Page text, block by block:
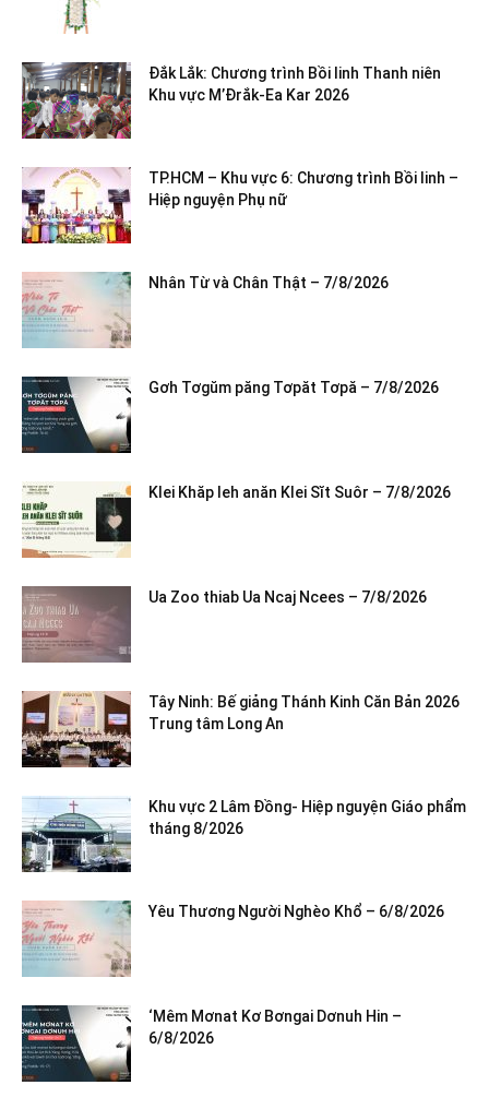
Đắk Lắk: Chương trình Bồi linh Thanh niên
Khu vực M’Đrắk-Ea Kar 2026
TP.HCM – Khu vực 6: Chương trình Bồi linh –
Hiệp nguyện Phụ nữ
Nhân Từ và Chân Thật – 7/8/2026
Gơh Tơgŭm păng Tơpăt Tơpă – 7/8/2026
Klei Khăp leh anăn Klei Sĭt Suôr – 7/8/2026
Ua Zoo thiab Ua Ncaj Ncees – 7/8/2026
Tây Ninh: Bế giảng Thánh Kinh Căn Bản 2026
Trung tâm Long An
Khu vực 2 Lâm Đồng- Hiệp nguyện Giáo phẩm
tháng 8/2026
Yêu Thương Người Nghèo Khổ – 6/8/2026
‘Mêm Mơnat Kơ Bơngai Dơnuh Hin –
6/8/2026